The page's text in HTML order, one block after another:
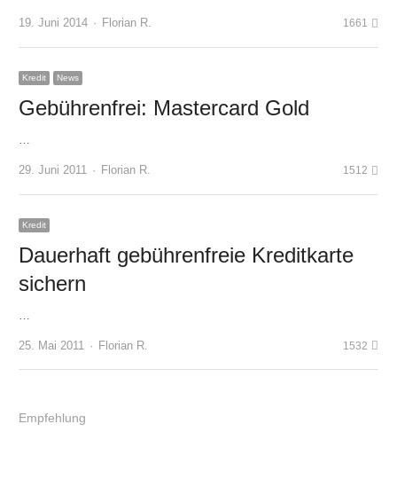
19. Juni 2014 Author
Florian R. 1661
Kredit News
Gebührenfrei: Mastercard Gold
29. Juni 2011 Author
Florian R. 1512
Kredit
Dauerhaft gebührenfreie Kreditkarte
sichern
25. Mai 2011 Author
Florian R. 1532
Empfehlung